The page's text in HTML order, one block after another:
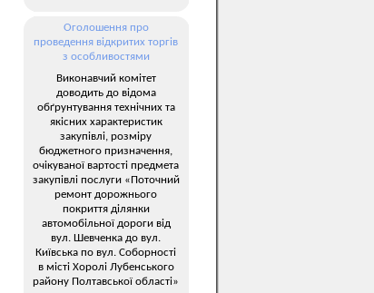
Оголошення про
проведення відкритих торгів
з особливостями
Виконавчий комітет
доводить до відома
обґрунтування технічних та
якісних характеристик
закупівлі, розміру
бюджетного призначення,
очікуваної вартості предмета
закупівлі послуги «Поточний
ремонт дорожнього
покриття ділянки
автомобільної дороги від
вул. Шевченка до вул.
Київська по вул. Соборності
в місті Хоролі Лубенського
району Полтавської області»